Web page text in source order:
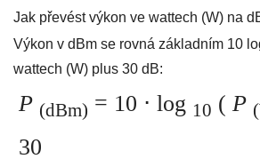
Jak převést výkon ve wattech (W) na
Výkon v dBm se rovná základním 10
wattech (W) plus 30 dB:
P (dBm) = 10 ⋅ log 10 ( P
30